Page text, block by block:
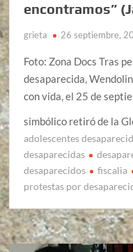
encontramos”
grieta 26 septiembre,
Foto: Zona Docs Tras
desaparecida,
con vida, el 25 de
simbólico retiró de la
adolescentes
desaparecidas
desaparecidos
fiscalia
protestas por